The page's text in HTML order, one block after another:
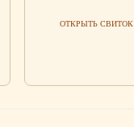
ОТКРЫТЬ СВИТОК